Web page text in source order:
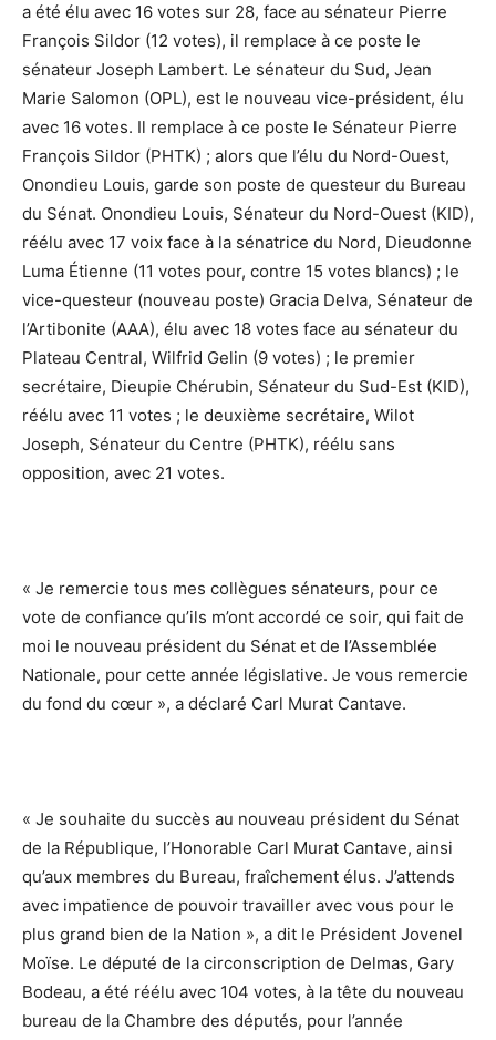
a été élu avec 16 votes sur 28, face au sénateur Pierre
François Sildor (12 votes), il remplace à ce poste le
sénateur Joseph Lambert. Le sénateur du Sud, Jean
Marie Salomon (OPL), est le nouveau vice-président, élu
avec 16 votes. Il remplace à ce poste le Sénateur Pierre
François Sildor (PHTK) ; alors que l’élu du Nord-Ouest,
Onondieu Louis, garde son poste de questeur du Bureau
du Sénat. Onondieu Louis, Sénateur du Nord-Ouest (KID),
réélu avec 17 voix face à la sénatrice du Nord, Dieudonne
Luma Étienne (11 votes pour, contre 15 votes blancs) ; le
vice-questeur (nouveau poste) Gracia Delva, Sénateur de
l’Artibonite (AAA), élu avec 18 votes face au sénateur du
Plateau Central, Wilfrid Gelin (9 votes) ; le premier
secrétaire, Dieupie Chérubin, Sénateur du Sud-Est (KID),
réélu avec 11 votes ; le deuxième secrétaire, Wilot
Joseph, Sénateur du Centre (PHTK), réélu sans
opposition, avec 21 votes.
« Je remercie tous mes collègues sénateurs, pour ce
vote de confiance qu’ils m’ont accordé ce soir, qui fait de
moi le nouveau président du Sénat et de l’Assemblée
Nationale, pour cette année législative. Je vous remercie
du fond du cœur », a déclaré Carl Murat Cantave.
« Je souhaite du succès au nouveau président du Sénat
de la République, l’Honorable Carl Murat Cantave, ainsi
qu’aux membres du Bureau, fraîchement élus. J’attends
avec impatience de pouvoir travailler avec vous pour le
plus grand bien de la Nation », a dit le Président Jovenel
Moïse. Le député de la circonscription de Delmas, Gary
Bodeau, a été réélu avec 104 votes, à la tête du nouveau
bureau de la Chambre des députés, pour l’année